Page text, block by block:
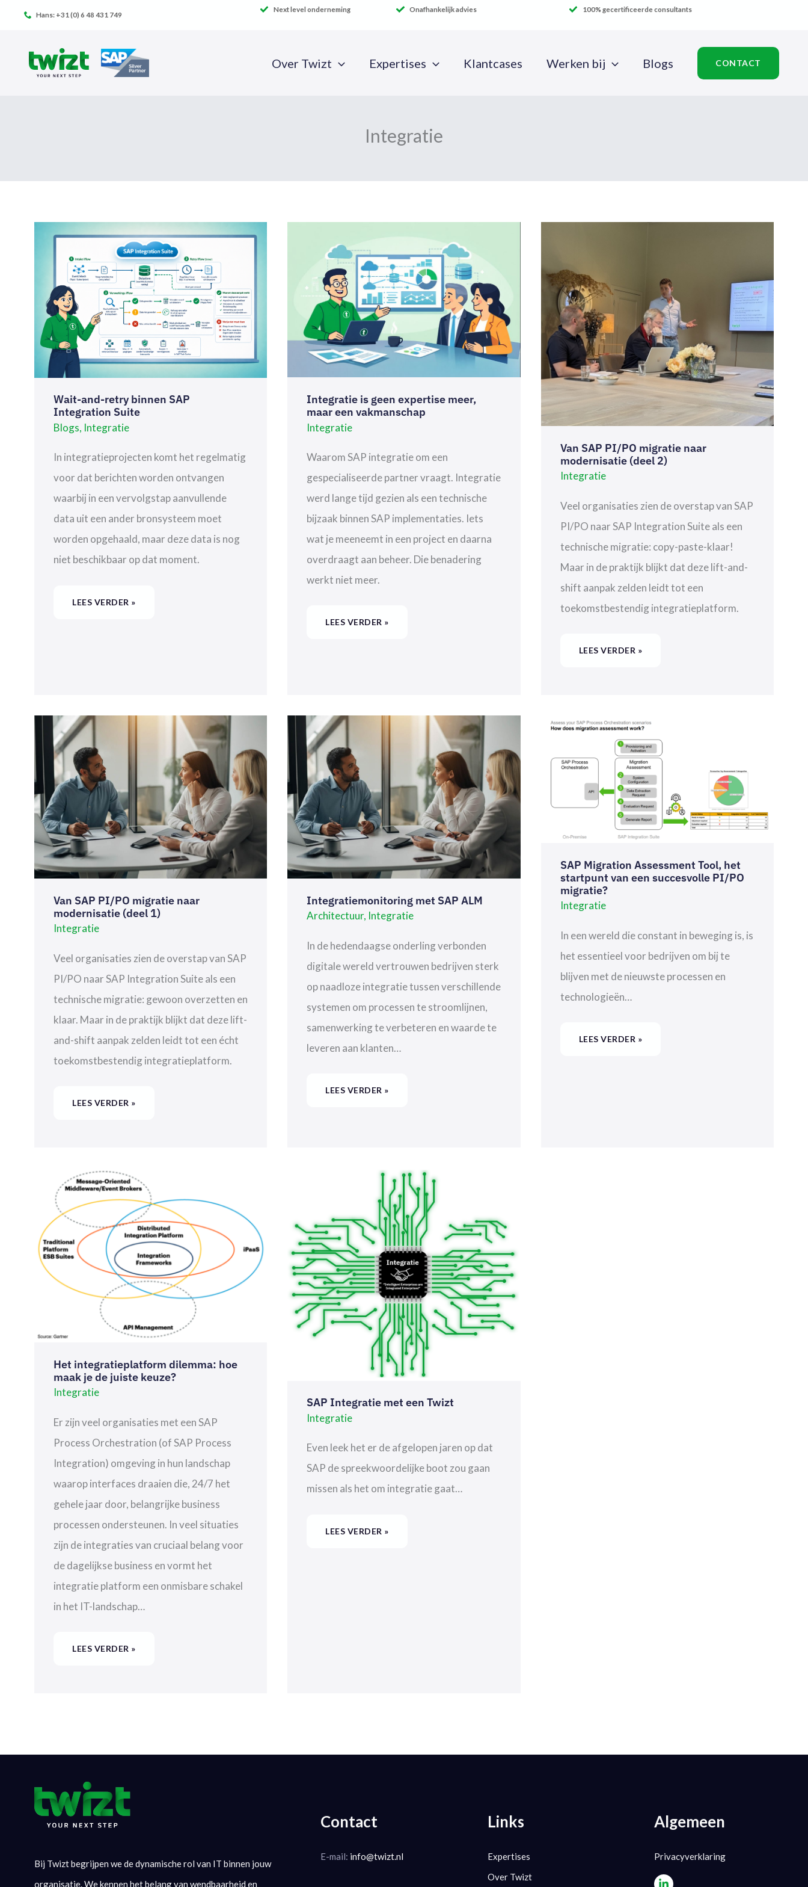
inhoud
Hans: +31 (0) 6 48 431 749
Next level onderneming Onafhankelijk advies 100% gecertificeerde consultants
Over Twizt Expertises Klantcases Werken bij Blogs CONTACT
Integratie
Wait-and-retry binnen SAP
Integration Suite
Blogs, Integratie
In integratieprojecten komt het regelmatig
voor dat berichten worden ontvangen
waarbij in een vervolgstap aanvullende
data uit een ander bronsysteem moet
worden opgehaald, maar deze data is nog
niet beschikbaar op dat moment.
WAIT-
AND-
SAP
INTEGRATION
SUITE
LEES VERDER »
Integratie is geen expertise meer,
maar een vakmanschap
Integratie
Waarom SAP integratie om een
gespecialiseerde partner vraagt. Integratie
werd lange tijd gezien als een technische
bijzaak binnen SAP implementaties. Iets
wat je meeneemt in een project en daarna
overdraagt aan beheer. Die benadering
werkt niet meer.
INTEGRATIE
GEEN
EXPERTISE
MEER,
MAAR
EEN
VAKMANSCHAP
LEES VERDER »
Van SAP PI/PO migratie naar
modernisatie (deel 2)
Integratie
Veel organisaties zien de overstap van SAP
PI/PO naar SAP Integration Suite als een
technische migratie: copy-paste-klaar!
Maar in de praktijk blijkt dat deze lift-and-
shift aanpak zelden leidt tot een
toekomstbestendig integratieplatform.
VAN
(DEEL
2)
LEES VERDER »
Van SAP PI/PO migratie naar
modernisatie (deel 1)
Integratie
Veel organisaties zien de overstap van SAP
PI/PO naar SAP Integration Suite als een
technische migratie: gewoon overzetten en
klaar. Maar in de praktijk blijkt dat deze lift-
and-shift aanpak zelden leidt tot een écht
toekomstbestendig integratieplatform.
VAN
SAP
PI/PO
MIGRATIE
NAAR
MODERNISATIE
(DEEL
1)
LEES VERDER »
Integratiemonitoring met SAP ALM
Architectuur, Integratie
In de hedendaagse onderling verbonden
digitale wereld vertrouwen bedrijven sterk
op naadloze integratie tussen verschillende
systemen om processen te stroomlijnen,
samenwerking te verbeteren en waarde te
leveren aan klanten…
INTEGRATIEMONITORING
MET
SAP
ALM
LEES VERDER »
SAP Migration Assessment Tool, het
startpunt van een succesvolle PI/PO
migratie?
Integratie
In een wereld die constant in beweging is, is
het essentieel voor bedrijven om bij te
blijven met de nieuwste processen en
technologieën…
SAP
MIGRATION
STARTPUNT
VAN
SUCCESVOLLE
PI/PO
MIGRATIE?
LEES VERDER »
Het integratieplatform dilemma: hoe
maak je de juiste keuze?
Integratie
Er zijn veel organisaties met een SAP
Process Orchestration (of SAP Process
Integration) omgeving in hun landschap
waarop interfaces draaien die, 24/7 het
gehele jaar door, belangrijke business
processen ondersteunen. In veel situaties
zijn de integraties van cruciaal belang voor
de dagelijkse business en vormt het
integratie platform een onmisbare schakel
in het IT-landschap…
HET
INTEGRATIEPLATFORM
DILEMMA:
MAAK
JE
DE
JUISTE
KEUZE?
LEES VERDER »
SAP Integratie met een Twizt
Integratie
Even leek het er de afgelopen jaren op dat
SAP de spreekwoordelijke boot zou gaan
missen als het om integratie gaat…
LEES VERDER »
Bij Twizt begrijpen we de dynamische rol van IT binnen jouw
organisatie. We kennen het belang van wendbaarheid en
Contact
E-mail: info@twizt.nl
Links
Expertises
Over Twizt
Algemeen
Privacyverklaring